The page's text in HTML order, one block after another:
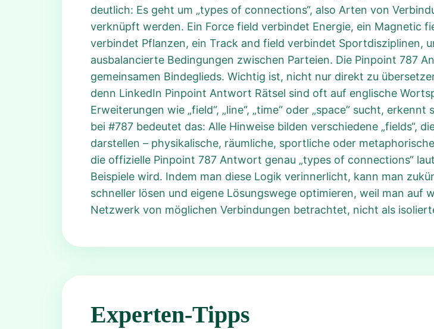
deutlich: Es geht um „types of connections“, also Arten von
verknüpft werden. Ein Force field verbindet Energie, ein Magnetic
verbindet Pflanzen, ein Track and field verbindet Sportdisziplinen,
ausbalancierte Bedingungen zwischen Parteien. Die Pinpoint 787
gemeinsamen Bindeglieds. Wichtig ist, nicht nur direkt zu
denn LinkedIn Pinpoint Antwort Rätsel sind oft auf englische
Erweiterungen wie „field“, „line“, „time“ oder „space“ sucht,
bei #787 bedeutet das: Alle Hinweise bilden verschiedene „fields“,
darstellen – physikalische, räumliche, sportliche oder
die offizielle Pinpoint 787 Antwort genau „types of connections“
Beispiele wird. Indem man diese Logik verinnerlicht, kann man
schneller lösen und eigene Lösungswege optimieren, weil man auf
Netzwerk von möglichen Verbindungen betrachtet, nicht als
Experten-Tipps